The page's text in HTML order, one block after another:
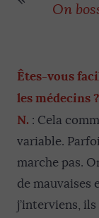
On
Êtes-vous
les médecins ?
N. : Cela
variable.
marche pas.
de mauvaises
j’interviens,